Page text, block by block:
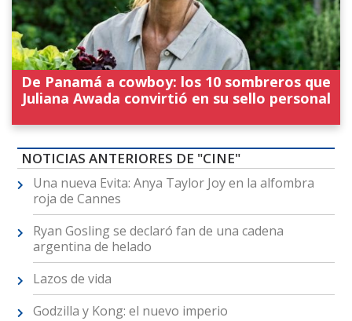
De Panamá a cowboy: los 10 sombreros que
Juliana Awada convirtió en su sello personal
NOTICIAS ANTERIORES DE "CINE"
Una nueva Evita: Anya Taylor Joy en la alfombra
roja de Cannes
Ryan Gosling se declaró fan de una cadena
argentina de helado
Lazos de vida
Godzilla y Kong: el nuevo imperio